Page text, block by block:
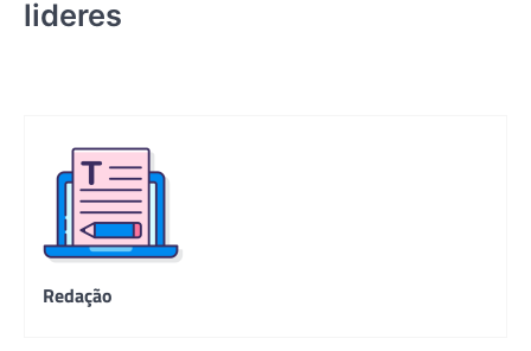
lideres
Redação